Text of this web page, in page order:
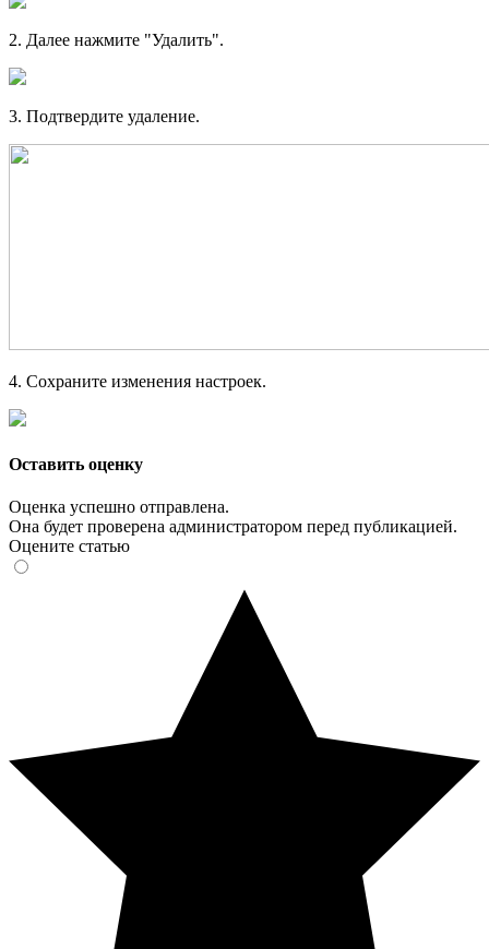
2. Далее нажмите "Удалить".
3. Подтвердите удаление.
4. Сохраните изменения настроек.
Оставить оценку
Оценка успешно отправлена.
Она будет проверена администратором перед публикацией.
Оцените статью